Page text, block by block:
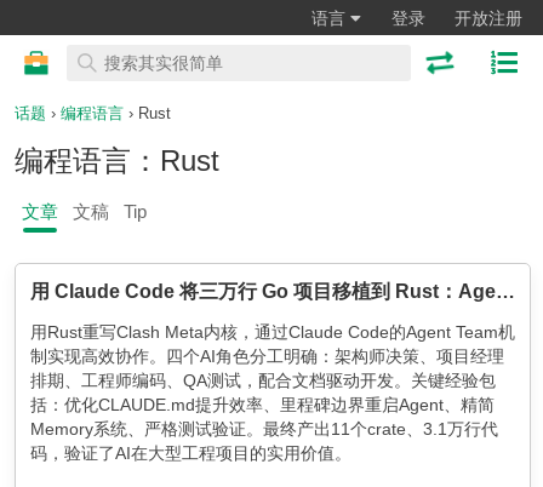
语言 登录 开放注册
话题 › 编程语言 › Rust
编程语言：Rust
文章 文稿 Tip
用 Claude Code 将三万行 Go 项目移植到 Rust：Agent Team 实践与 Harness 效率优化
用Rust重写Clash Meta内核，通过Claude Code的Agent Team机
制实现高效协作。四个AI角色分工明确：架构师决策、项目经理
排期、工程师编码、QA测试，配合文档驱动开发。关键经验包
括：优化CLAUDE.md提升效率、里程碑边界重启Agent、精简
Memory系统、严格测试验证。最终产出11个crate、3.1万行代
码，验证了AI在大型工程项目的实用价值。